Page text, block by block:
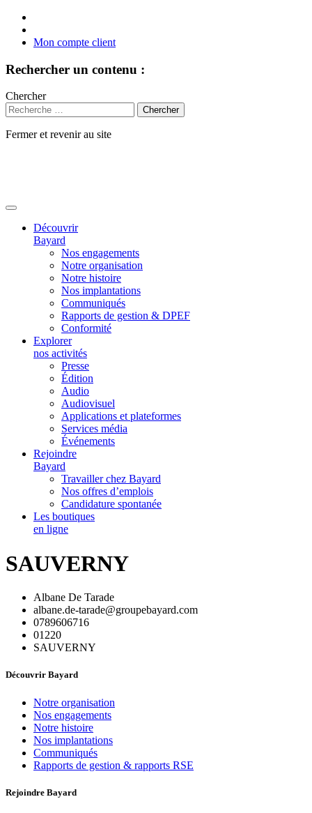
Mon compte client
Rechercher un contenu :
Chercher
Fermer et revenir au site
Découvrir
Bayard
Nos engagements
Notre organisation
Notre histoire
Nos implantations
Communiqués
Rapports de gestion & DPEF
Conformité
Explorer
nos activités
Presse
Édition
Audio
Audiovisuel
Applications et plateformes
Services média
Événements
Rejoindre
Bayard
Travailler chez Bayard
Nos offres d’emplois
Candidature spontanée
Les boutiques
en ligne
SAUVERNY
Albane De Tarade
albane.de-tarade@groupebayard.com
0789606716
01220
SAUVERNY
Découvrir Bayard
Notre organisation
Nos engagements
Notre histoire
Nos implantations
Communiqués
Rapports de gestion & rapports RSE
Rejoindre Bayard